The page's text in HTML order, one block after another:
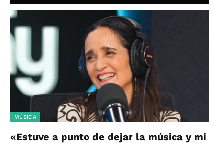
MÚSICA
«Estuve a punto de dejar la música y mi